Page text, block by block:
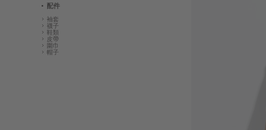
配件
袖套
襪子
鞋類
皮帶
圍巾
帽子